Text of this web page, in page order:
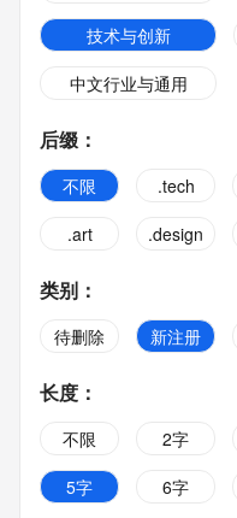
技术与创新
中文行业与通用
后缀 ：
不限 .tech
.art
.design
类别 ：
待删除 新注册
长度 ：
不限 2字
5字
6字